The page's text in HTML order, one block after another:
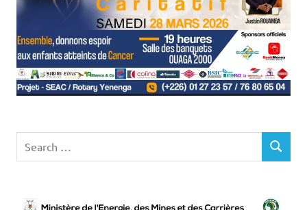
SEARCH